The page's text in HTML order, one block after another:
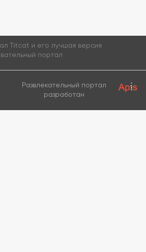
Titcat и его лучшая версия
портал
Развлекательный портал
разработан